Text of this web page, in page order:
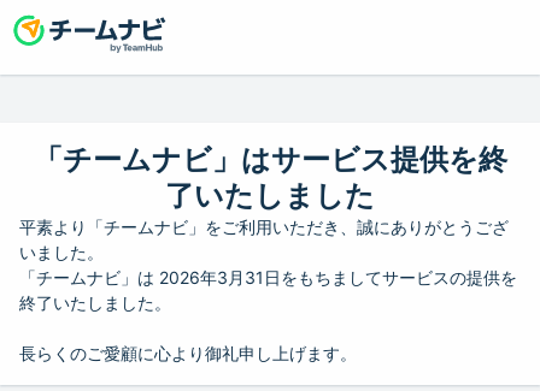
「チームナビ」はサービス提供を終
了いたしました
平素より「チームナビ」をご利用いただき、誠にありがとうござ
いました。
「チームナビ」は 2026年3月31日をもちましてサービスの提供を
終了いたしました。
長らくのご愛顧に心より御礼申し上げます。